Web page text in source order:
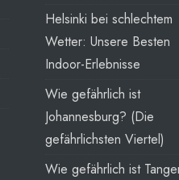
Helsinki bei schlechtem
Wetter: Unsere Besten
Indoor-Erlebnisse
Wie gefährlich ist
Johannesburg? (Die
gefährlichsten Viertel)
Wie gefährlich ist